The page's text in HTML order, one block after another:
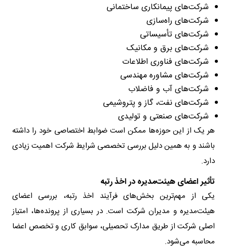
شرکت‌های پیمانکاری ساختمانی
شرکت‌های راه‌سازی
شرکت‌های تأسیساتی
شرکت‌های برق و مکانیک
شرکت‌های فناوری اطلاعات
شرکت‌های مشاوره مهندسی
شرکت‌های آب و فاضلاب
شرکت‌های نفت، گاز و پتروشیمی
شرکت‌های صنعتی و تولیدی
هر یک از این حوزه‌ها ممکن است ضوابط اختصاصی خود را داشته
باشند و به همین دلیل بررسی تخصصی شرایط شرکت اهمیت زیادی
دارد.
تأثیر اعضای هیئت‌مدیره در اخذ رتبه
یکی از مهم‌ترین بخش‌های فرآیند اخذ رتبه، بررسی اعضای
هیئت‌مدیره و مدیران شرکت است. در بسیاری از پرونده‌ها، امتیاز
اصلی شرکت از طریق مدارک تحصیلی، سوابق کاری و تخصص اعضا
محاسبه می‌شود.